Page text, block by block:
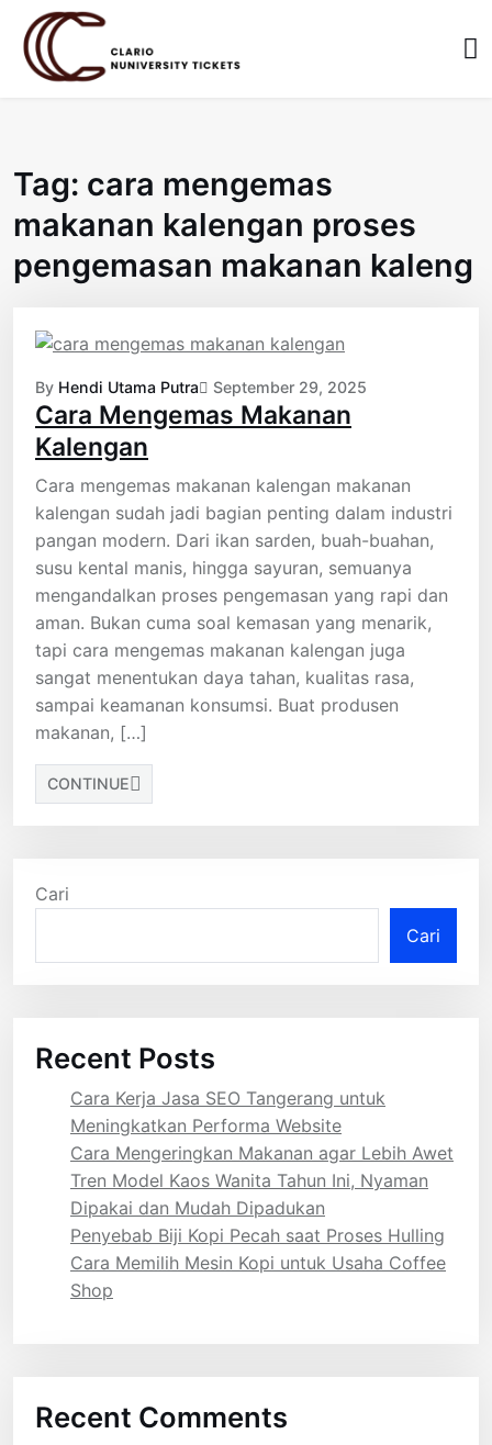
content
Tag: cara mengemas
makanan kalengan proses
pengemasan makanan kaleng
By Hendi Utama Putra September 29, 2025
Cara Mengemas Makanan
Kalengan
Cara mengemas makanan kalengan makanan
kalengan sudah jadi bagian penting dalam industri
pangan modern. Dari ikan sarden, buah-buahan,
susu kental manis, hingga sayuran, semuanya
mengandalkan proses pengemasan yang rapi dan
aman. Bukan cuma soal kemasan yang menarik,
tapi cara mengemas makanan kalengan juga
sangat menentukan daya tahan, kualitas rasa,
sampai keamanan konsumsi. Buat produsen
makanan, […]
CONTINUE
Cari
Cari
Recent Posts
Cara Kerja Jasa SEO Tangerang untuk
Meningkatkan Performa Website
Cara Mengeringkan Makanan agar Lebih Awet
Tren Model Kaos Wanita Tahun Ini, Nyaman
Dipakai dan Mudah Dipadukan
Penyebab Biji Kopi Pecah saat Proses Hulling
Cara Memilih Mesin Kopi untuk Usaha Coffee
Shop
Recent Comments